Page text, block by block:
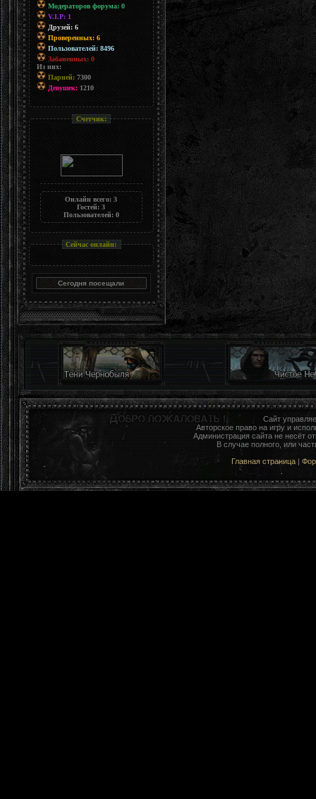
Модераторов форума: 0
V.I.P: 1
Друзей: 6
Проверенных: 6
Пользователей: 8496
Забаненных: 0
Из них:
Парней:7300
Девушек:1210
Счетчик:
Онлайн всего:3
Гостей:3
Пользователей: 0
Сейчас онлайн:
Сайт
Авторское право на игру и
Администрация сайта не несёт
В случае полного, или
Главная страница |